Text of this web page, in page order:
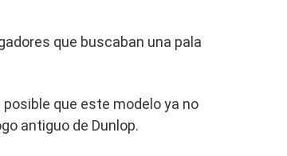
que buscaban una pala
que este modelo ya no
antiguo de Dunlop.